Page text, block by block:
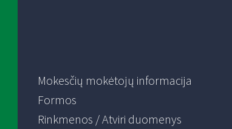
Mokesčių mokėtojų informacija
Formos
Rinkmenos / Atviri duomenys